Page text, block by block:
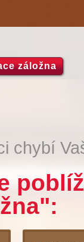
záložna
chybí